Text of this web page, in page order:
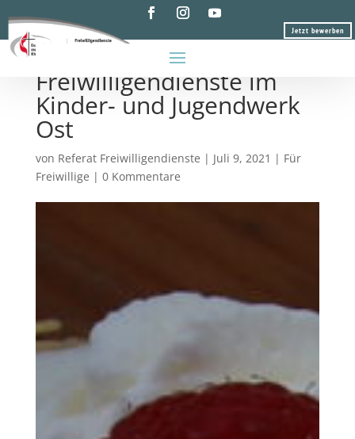
30 Jahre
Freiwilligendienste im
Kinder- und Jugendwerk
Ost
von Referat Freiwilligendienste | Juli 9, 2021 | Für
Freiwillige | 0 Kommentare
Jetzt bewerben